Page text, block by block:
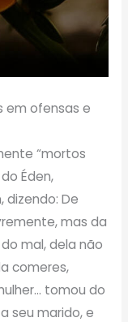
em ofensas e
“mortos
Éden,
dizendo: De
mas da
mal, dela não
comeres,
tomou do
seu marido, e